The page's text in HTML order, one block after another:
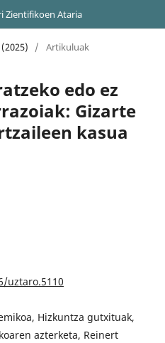
Zientifikoen Ataria
/ Artikuluak
edo ez
Gizarte
kasua
uztaro.5110
Hizkuntza gutxituak,
azterketa, Reinert